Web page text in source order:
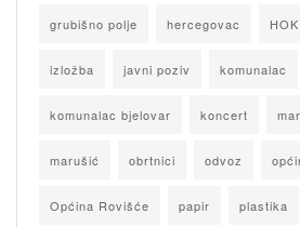
grubišno polje hercegovac HOK
izložba javni poziv komunalac
komunalac bjelovar koncert
marušić obrtnici odvoz
Općina Rovišće papir plastika